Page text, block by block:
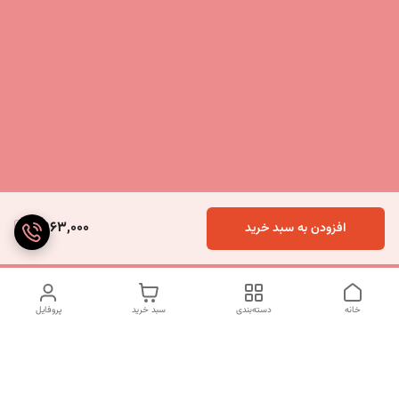
9,963,000 افزودن به سبد خرید
پروفایل سبد خرید دسته‌بندی خانه